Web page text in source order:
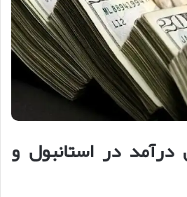
درآمد در استانبول و